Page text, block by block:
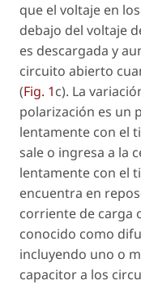
que el voltaje en
debajo del voltaje
es descargada y
circuito abierto
(Fig. 1c). La
polarización es un
lentamente con el
sale o ingresa a la
lentamente con el
encuentra en
corriente de carga
conocido como
incluyendo uno o
capacitor a los